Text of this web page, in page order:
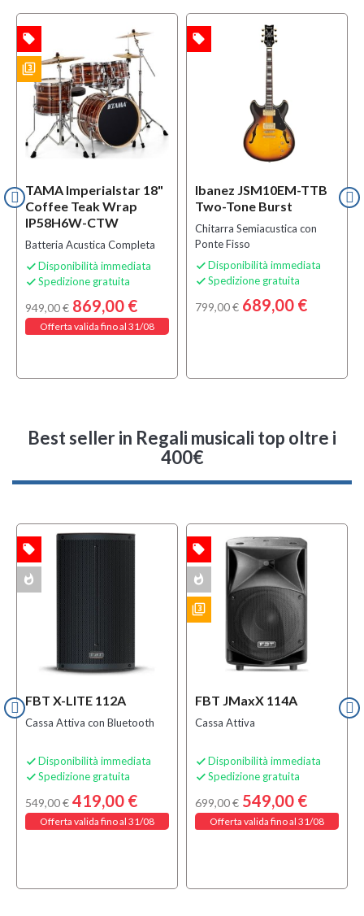
TAMA Imperialstar 18"
Coffee Teak Wrap
IP58H6W-CTW
Batteria Acustica Completa
 Disponibilità immediata
 Spedizione gratuita
949,00 € 869,00 €
Offerta valida fino al 31/08
local_offer
filter_3
Ibanez JSM10EM-TTB
Two-Tone Burst
Chitarra Semiacustica con
Ponte Fisso
 Disponibilità immediata
 Spedizione gratuita
799,00 € 689,00 €
OFFERTA local_offer
Best sellerin Regali musicali top oltre i
400€
FBT X-LITE 112A
Cassa Attiva con Bluetooth
 Disponibilità immediata
 Spedizione gratuita
549,00 € 419,00 €
Offerta valida fino al 31/08
local_offer
whatshot
FBT JMaxX 114A
Cassa Attiva
 Disponibilità immediata
 Spedizione gratuita
699,00 € 549,00 €
Offerta valida fino al 31/08
local_offer
whatshot
filter_3
OFFERTA